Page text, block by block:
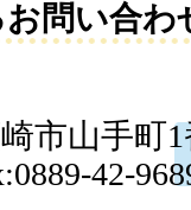
問い合わ
市山手町
42-